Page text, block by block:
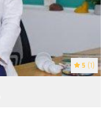
5 (1)